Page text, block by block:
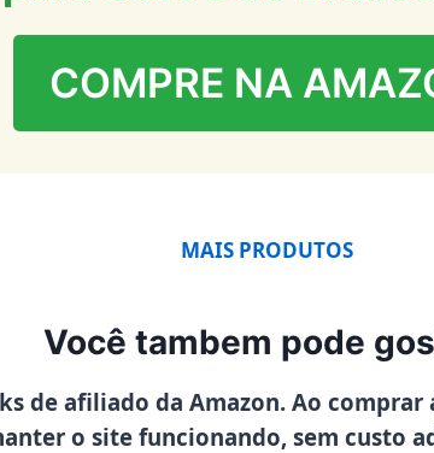
COMPRE NA
MAIS PRODUTOS
Você tambem pode
de afiliado da Amazon. Ao
o site funcionando, sem custo